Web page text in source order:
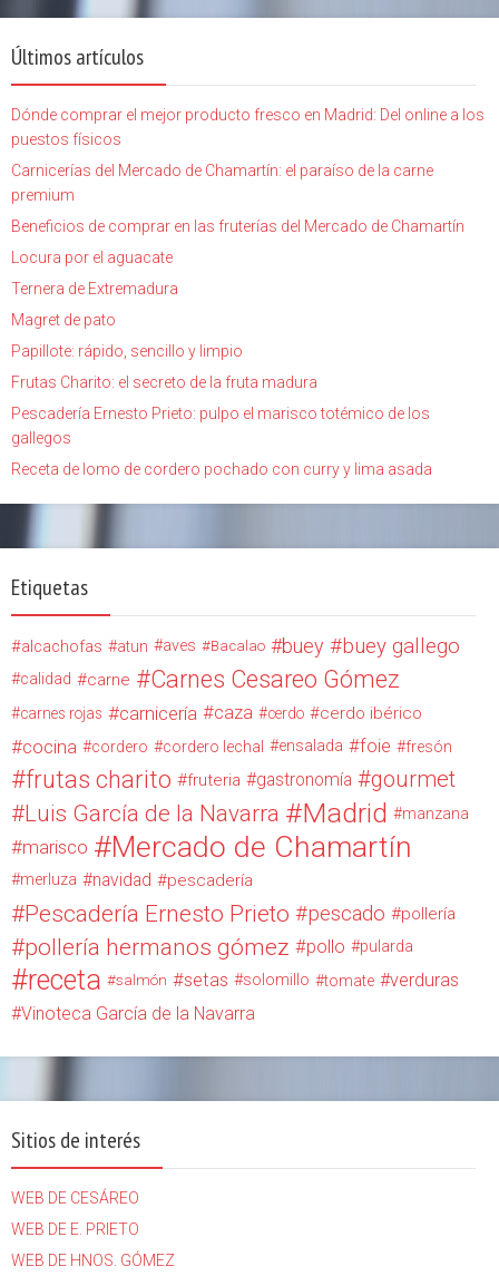
Últimos artículos
Dónde comprar el mejor producto fresco en Madrid: Del online a los
puestos físicos
Carnicerías del Mercado de Chamartín: el paraíso de la carne
premium
Beneficios de comprar en las fruterías del Mercado de Chamartín
Locura por el aguacate
Ternera de Extremadura
Magret de pato
Papillote: rápido, sencillo y limpio
Frutas Charito: el secreto de la fruta madura
Pescadería Ernesto Prieto: pulpo el marisco totémico de los
gallegos
Receta de lomo de cordero pochado con curry y lima asada
Etiquetas
alcachofas atun aves Bacalao buey buey gallego
calidad carne Carnes Cesareo Gómez
carnes rojas carnicería caza cerdo cerdo ibérico
cocina cordero cordero lechal ensalada foie fresón
frutas charito fruteria gastronomía gourmet
Luis García de la Navarra Madrid manzana
marisco Mercado de Chamartín
merluza navidad pescadería
Pescadería Ernesto Prieto pescado pollería
pollería hermanos gómez pollo pularda
receta salmón setas solomillo tomate
verduras
Vinoteca García de la Navarra
Sitios de interés
WEB DE CESÁREO
WEB DE E. PRIETO
WEB DE HNOS. GÓMEZ